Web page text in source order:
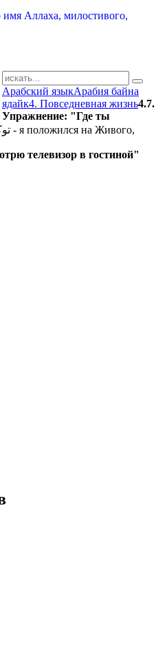
Арабский языкАрабия байна
ядайк4. Повседневная жизнь4.7.
Упражнение: "Где ты
телевизор в гостиной"